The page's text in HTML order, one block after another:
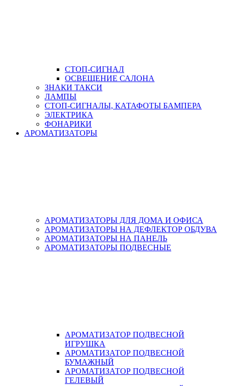
СТОП-СИГНАЛ
ОСВЕЩЕНИЕ САЛОНА
ЗНАКИ ТАКСИ
ЛАМПЫ
СТОП-СИГНАЛЫ, КАТАФОТЫ БАМПЕРА
ЭЛЕКТРИКА
ФОНАРИКИ
АРОМАТИЗАТОРЫ
АРОМАТИЗАТОРЫ ДЛЯ ДОМА И ОФИСА
АРОМАТИЗАТОРЫ НА ДЕФЛЕКТОР ОБДУВА
АРОМАТИЗАТОРЫ НА ПАНЕЛЬ
АРОМАТИЗАТОРЫ ПОДВЕСНЫЕ
АРОМАТИЗАТОР ПОДВЕСНОЙ
ИГРУШКА
АРОМАТИЗАТОР ПОДВЕСНОЙ
БУМАЖНЫЙ
АРОМАТИЗАТОР ПОДВЕСНОЙ
ГЕЛЕВЫЙ